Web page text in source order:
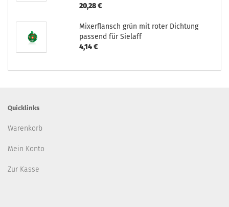
20,28 €
Mixerflansch grün mit roter Dichtung
passend für Sielaff
4,14 €
Quicklinks
Warenkorb
Mein Konto
Zur Kasse